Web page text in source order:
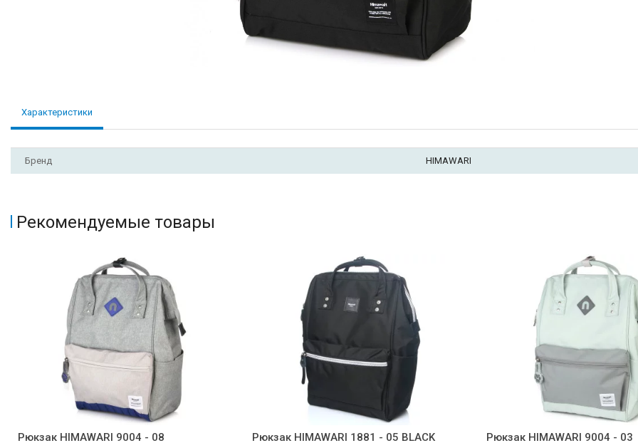
Характеристики
Бренд HIMAWARI
Рекомендуемые товары
Рюкзак HIMAWARI 9004 - 08 Рюкзак HIMAWARI 1881 - 05 BLACK Рюкзак HIMAWARI 9004 - 03